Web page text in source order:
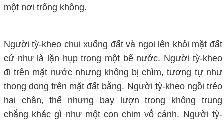
một nơi trống không.
Người tỳ-kheo chui xuống đất và ngoi lên khỏi mặt đất
cứ như là lặn hụp trong một bể nước. Người tỳ-kheo
đi trên mặt nước nhưng không bị chìm, tương tự như
thong dong trên mặt đất bằng. Người tỳ-kheo ngồi tréo
hai chân, thế nhưng bay lượn trong không trung
chẳng khác gì như một con chim vỗ cánh. Người tỳ-